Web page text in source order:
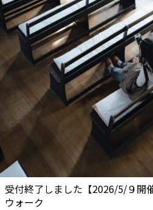
受付終了しました【2026/5/９開
ウォーク